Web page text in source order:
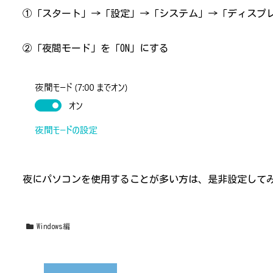
①「スタート」→「設定」→「システム」→「ディスプレ
②「夜間モード」を「ON」にする
夜にパソコンを使用することが多い方は、是非設定して
Windows編